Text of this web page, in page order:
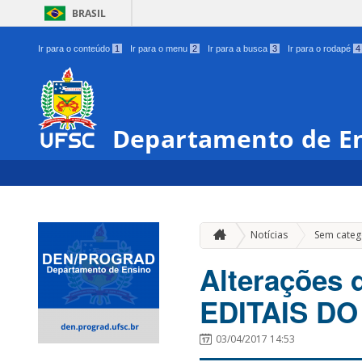
BRASIL
Ir para o conteúdo 1 Ir para o menu 2 Ir para a busca 3 Ir para o rodapé 4
Departamento de
Notícias Sem
Alterações
EDITAIS
03/04/2017 14:53